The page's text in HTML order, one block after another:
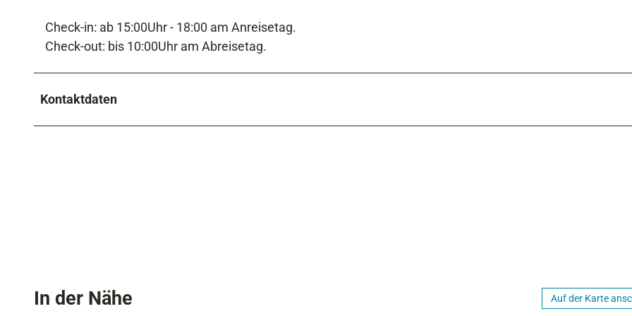
Check-in: ab 15:00Uhr - 18:00 am Anreisetag.
Check-out: bis 10:00Uhr am Abreisetag.
Kontaktdaten
In der Nähe Auf der Karte